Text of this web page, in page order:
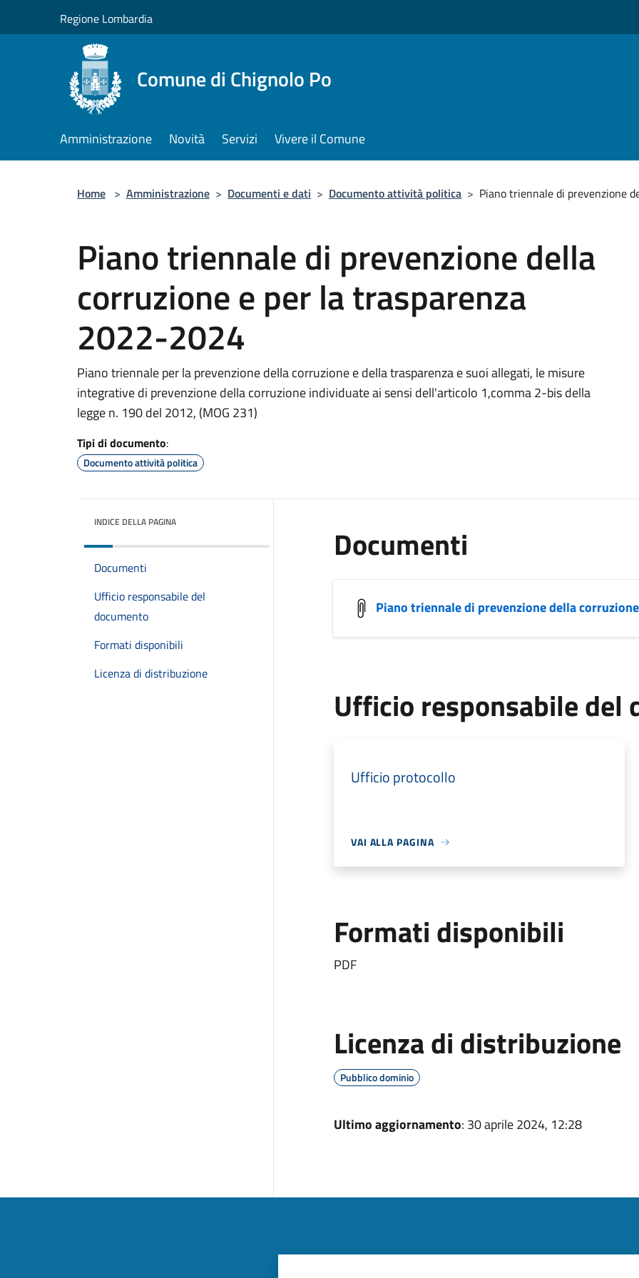
Regione Lombardia
Comune di Chignolo Po
Amministrazione Novità Servizi Vivere il Comune
Home > Amministrazione > Documenti e dati > Documento attività politica > Piano triennale di prevenzione
Piano triennale di prevenzione della
corruzione e per la trasparenza
2022-2024
Piano triennale per la prevenzione della corruzione e della trasparenza e suoi allegati, le misure
integrative di prevenzione della corruzione individuate ai sensi dell'articolo 1,comma 2-bis della
legge n. 190 del 2012, (MOG 231)
Tipi di documento:
Documento attività politica
INDICE DELLA PAGINA
Documenti
Ufficio responsabile del
documento
Formati disponibili
Licenza di distribuzione
Documenti
Piano triennale di prevenzione della
Ufficio responsabile del
Ufficio protocollo
VAI ALLA PAGINA
Formati disponibili
PDF
Licenza di distribuzione
Pubblico dominio
Ultimo aggiornamento: 30 aprile 2024, 12:28